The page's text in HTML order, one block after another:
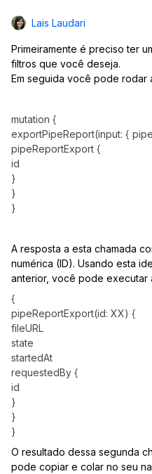
Lais Laudari
Primeiramente é preciso ter
filtros que você deseja.
Em seguida você pode rodar
mutation {
exportPipeReport(input: {
pipeReportExport {
id
}
}
}
A resposta a esta chamada
numérica (ID). Usando esta
anterior, você pode executar
{
pipeReportExport(id: XX) {
fileURL
state
startedAt
requestedBy {
id
}
}
}
O resultado dessa segunda
pode copiar e colar no seu